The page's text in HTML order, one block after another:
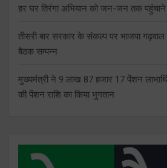
हर घर तिरंगा अभियान को जन-जन तक पहुंचाने
तीसरी बार सरकार के संकल्प पर भाजपा गढ़वाल
बैठक सम्पन्न
मुख्यमंत्री ने 9 लाख 87 हजार 17 पेंशन
की पेंशन राशि का किया भुगतान